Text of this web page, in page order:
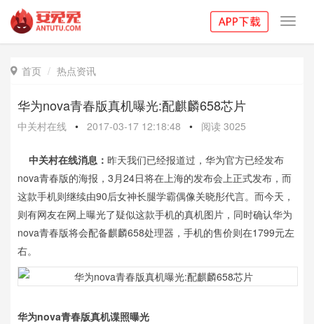
 首页 热点资讯
华为nova青春版真机曝光:配麒麟658芯片
中关村在线 • 2017-03-17 12:18:48 • 阅读 3025
中关村在线消息： 昨天我们已经报道过，华为官方已经发布
nova青春版的海报，3月24日将在上海的发布会上正式发布，而
这款手机则继续由90后女神长腿学霸偶像关晓彤代言。而今天，
则有网友在网上曝光了疑似这款手机的真机图片，同时确认华为
nova青春版将会配备麒麟658处理器，手机的售价则在1799元左
右。
华为nova青春版真机谍照曝光